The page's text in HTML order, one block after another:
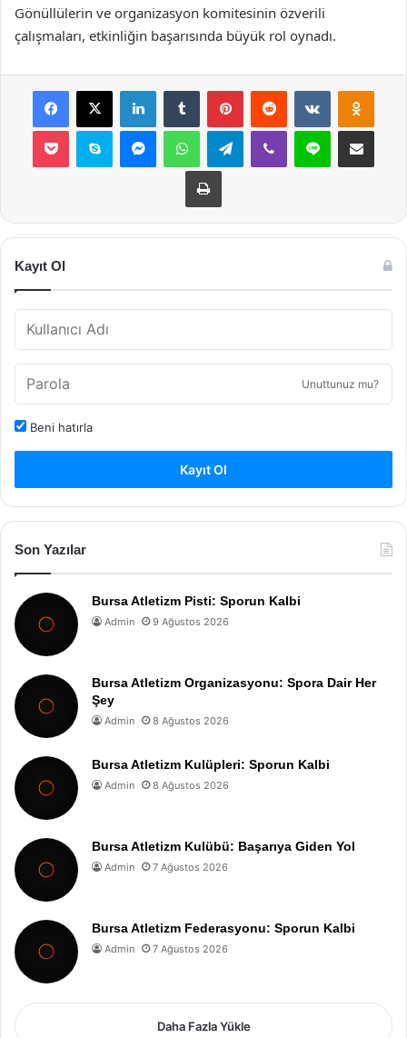
Gönüllülerin ve organizasyon komitesinin özverili
çalışmaları, etkinliğin başarısında büyük rol oynadı.
Facebook
X LinkedInTumblr PinterestReddit VKontakte
Pocket Skype MessengerWhatsAppTelegramViber Line E-Posta ile
Yazdır
Kayıt Ol
Unuttunuz mu?
Beni hatırla
Kayıt Ol
Son Yazılar
Bursa Atletizm Pisti: Sporun Kalbi
Admin 9 Ağustos 2026
Bursa Atletizm Organizasyonu: Spora Dair Her
Şey
Admin 8 Ağustos 2026
Bursa Atletizm Kulüpleri: Sporun Kalbi
Admin 8 Ağustos 2026
Bursa Atletizm Kulübü: Başarıya Giden Yol
Admin 7 Ağustos 2026
Bursa Atletizm Federasyonu: Sporun Kalbi
Admin 7 Ağustos 2026
Daha Fazla Yükle